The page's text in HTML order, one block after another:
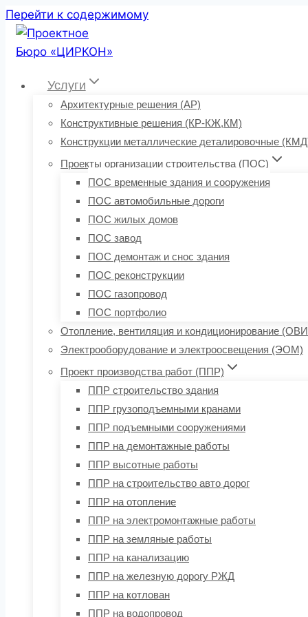
Перейти к содержимому
Услуги
Архитектурные решения (АР)
Конструктивные решения (КР-КЖ,КМ)
Конструкции металлические деталировочные
Проекты организации строительства (ПОС)
ПОС временные здания и сооружения
ПОС автомобильные дороги
ПОС жилых домов
ПОС завод
ПОС демонтаж и снос здания
ПОС реконструкции
ПОС газопровод
ПОС портфолио
Отопление, вентиляция и кондиционирование
Электрооборудование и электроосвещения (ЭОМ)
Проект производства работ (ППР)
ППР строительство здания
ППР грузоподъемными кранами
ППР подъемными сооружениями
ППР на демонтажные работы
ППР высотные работы
ППР на строительство авто дорог
ППР на отопление
ППР на электромонтажные работы
ППР на земляные работы
ППР на канализацию
ППР на железную дорогу РЖД
ППР на котлован
ППР на водопровод